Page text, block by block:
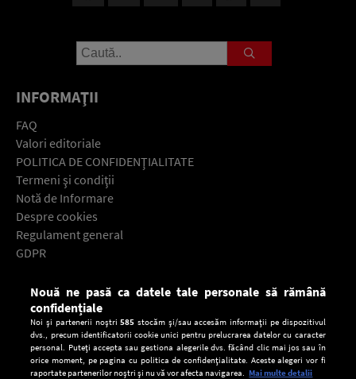
INFORMAŢII
FAQ
Valori editoriale
POLITICA DE CONFIDENŢIALITATE
Termeni şi condiţii
Notă de Informare
Despre cookies
Regulament general
GDPR
Descarcă gratuit aplicaţia Europa FM pentru smartphone:
Nouă ne pasă ca datele tale personale să rămână
confidențiale
Noi și partenerii noștri585 stocăm și/sau accesăm informații pe dispozitivul
dvs., precum identificatorii cookie unici pentru prelucrarea datelor cu caracter
personal. Puteți accepta sau gestiona alegerile dvs. făcând clic mai jos sau în
orice moment, pe pagina cu politica de confidențialitate. Aceste alegeri vor fi
raportate partenerilor noștri și nu vă vor afecta navigarea. Mai multe detalii